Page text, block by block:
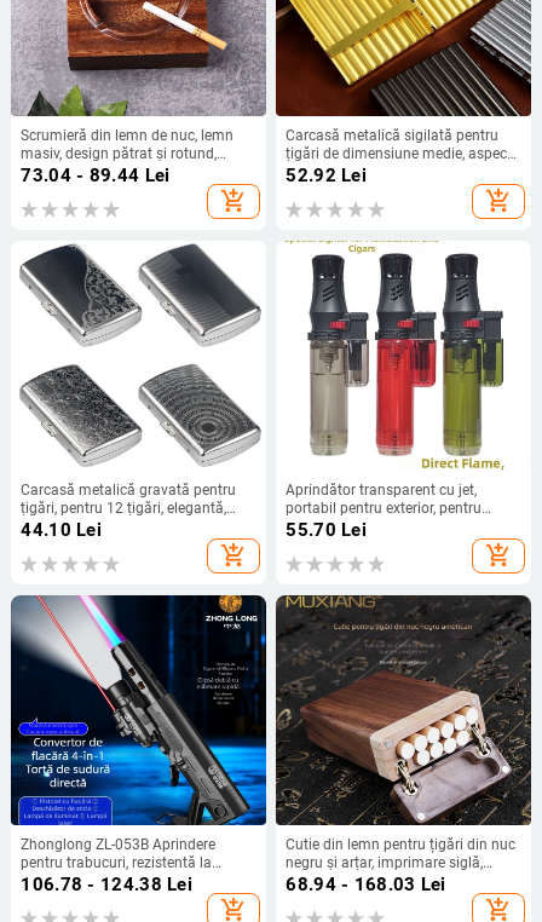
Scrumieră din lemn de nuc, lemn
masiv, design pătrat și rotund,
obiect decorativ din lemn cu logo
73.04 - 89.44 Lei
add_shopping_cart
Carcasă metalică sigilată pentru
țigări de dimensiune medie, aspect
premium, design metal ondulat,
52.92 Lei
add_shopping_cart
Carcasă metalică gravată pentru
țigări, pentru 12 țigări, elegantă,
compactă și portabilă, design
masculin creativ cu suport pentru
țigări
44.10 Lei
add_shopping_cart
Aprindător transparent cu jet,
portabil pentru exterior, pentru
grătare și țigări
55.70 Lei
add_shopping_cart
Zhonglong ZL-053B Aprindere
pentru trabucuri, rezistentă la
temperaturi înalte, pentru grătar în
aer liber, aprindere cu flacără
directă, reîncărcabilă, torță
106.78 - 124.38 Lei
add_shopping_cart
Cutie din lemn pentru țigări din nuc
negru și arțar, imprimare siglă,
personalizare, etichetă cu marcă
68.94 - 168.03 Lei
add_shopping_cart